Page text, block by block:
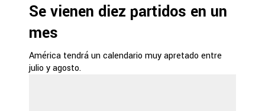
Se vienen diez partidos en un
mes
América tendrá un calendario muy apretado entre
julio y agosto.